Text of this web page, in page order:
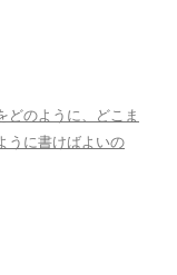
どのように、どこま
うに書けばよいの